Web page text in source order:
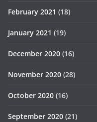
February 2021 (18)
January 2021 (19)
December 2020 (16)
November 2020 (28)
October 2020 (16)
September 2020 (21)